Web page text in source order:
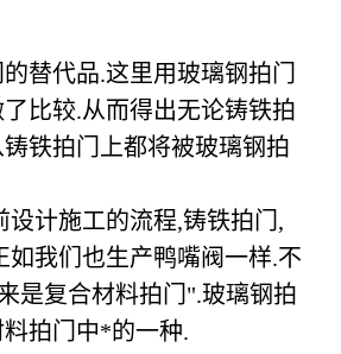
替代品.这里用玻璃钢拍门
比较.从而得出无论铸铁拍
铁拍门上都将被玻璃钢拍
设计施工的流程,铸铁拍门,
如我们也生产鸭嘴阀一样.不
是复合材料拍门".玻璃钢拍
拍门中*的一种.